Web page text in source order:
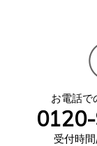
お電話で
受付時